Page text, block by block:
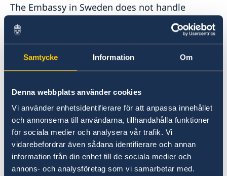
Samtycke Information Om
Denna webbplats använder cookies
Vi använder enhetsidentifierare för att anpassa innehållet
och annonserna till användarna, tillhandahålla funktioner
för sociala medier och analysera vår trafik. Vi
vidarebefordrar även sådana identifierare och annan
information från din enhet till de sociala medier och
annons- och analysföretag som vi samarbetar med.
The Embassy in Sweden does not handle
migration issues.
TheEmbassy of Sweden in Parisis the closest
embassy that handles migration issues. Please
contact them for passport control and
biometrics.
Other Swedish embassies in Schengen area
that accept visa applications or handle
migration cases: Athens, Berlin, Madrid and
Rome.